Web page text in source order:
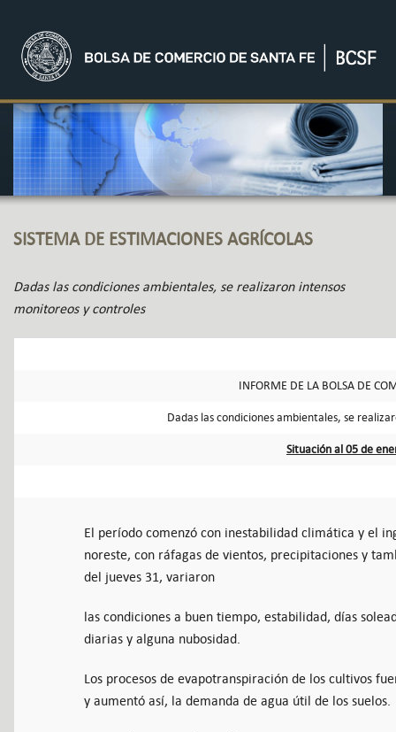
SISTEMA DE ESTIMACIONES AGRÍCOLAS
Dadas las condiciones ambientales, se realizaron intensos
monitoreos y controles
INFORME DE LA BOLSA DE
Dadas las condiciones ambientales, se
Situación al 05 de
El período comenzó con inestabilidad climática y el
noreste, con ráfagas de vientos, precipitaciones y
del jueves 31, variaron
las condiciones a buen tiempo, estabilidad, días
diarias y alguna nubosidad.
Los procesos de evapotranspiración de los cultivos
y aumentó así, la demanda de agua útil de los suelos.